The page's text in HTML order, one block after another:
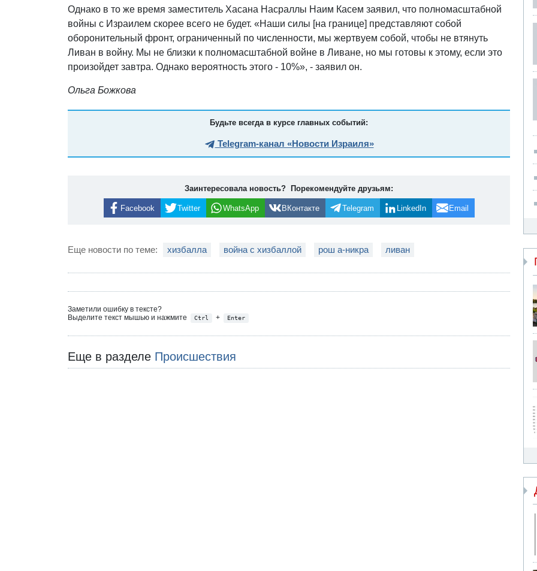
Однако в то же время заместитель Хасана Насраллы Наим Касем заявил, что полномасштабной
войны с Израилем скорее всего не будет. «Наши силы [на границе] представляют собой
оборонительный фронт, ограниченный по численности, мы жертвуем собой, чтобы не втянуть
Ливан в войну. Мы не близки к полномасштабной войне в Ливане, но мы готовы к этому, если это
произойдет завтра. Однако вероятность этого - 10%», - заявил он.
Ольга Божкова
Будьте всегда в курсе главных событий:
Telegram-канал «Новости Израиля»
Заинтересовала новость? Порекомендуйте друзьям:
Facebook Twitter WhatsApp ВКонтакте Telegram LinkedIn Email
Еще новости по теме: хизбалла война с хизбаллой рош а-никра ливан
Заметили ошибку в тексте?
Выделите текст мышью и нажмите
Ctrl + Enter
Еще в разделе Происшествия